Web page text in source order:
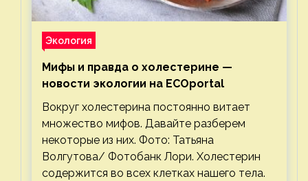
Экология
Мифы и правда о холестерине —
новости экологии на ECOportal
Вокруг холестерина постоянно витает
множество мифов. Давайте разберем
некоторые из них. Фото: Татьяна
Волгутова/ Фотобанк Лори. Холестерин
содержится во всех клетках нашего тела.